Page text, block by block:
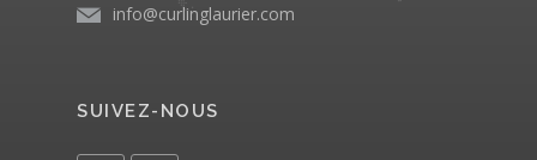
info@curlinglaurier.com
SUIVEZ-NOUS